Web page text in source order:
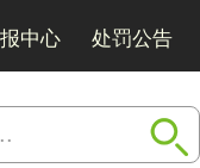
中心 处罚公告